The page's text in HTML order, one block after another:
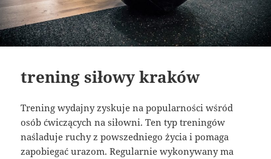
trening siłowy kraków
Trening wydajny zyskuje na popularności wśród
osób ćwiczących na siłowni. Ten typ treningów
naśladuje ruchy z powszedniego życia i pomaga
zapobiegać urazom. Regularnie wykonywany ma